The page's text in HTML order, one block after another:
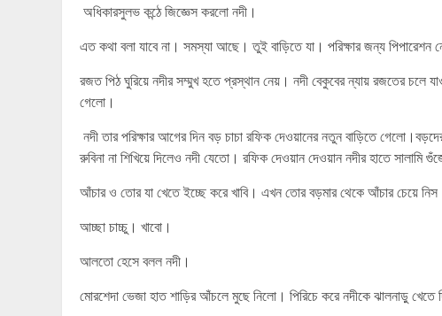
অধিকারসুলভ কন্ঠে জিজ্ঞেস করলো নদী।
এত কথা বলা যাবে না। সমস্যা আছে। তুই বাড়িতে যা। পরিক্ষার জন্য পিপারেশন
রজত পিঠ ঘুরিয়ে নদীর সম্মুখ হতে প্রস্থান নেয়। নদী বেকুবের ন্যায় রজতের চলে
গেলো।
নদী তার পরিক্ষার আগের দিন বড় চাচা রফিক দেওয়ানের নতুন বাড়িতে
রুবিনা না শিখিয়ে দিলেও নদী যেতো। রফিক দেওয়ান দেওয়ান নদীর হাতে সালামি
আঁচার ও তোর যা খেতে ইচ্ছে করে খাবি। এখন তোর বড়মার থেকে আঁচার চেয়ে
আচ্ছা চাচ্চু। খাবো।
আলতো হেসে বলল নদী।
মোরশেদা ভেজা হাত শাড়ির আঁচলে মুছে নিলো। পিরিচে করে নদীকে ঝালনাড়ু